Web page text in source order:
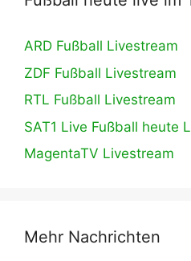
ARD Fußball Livestream
ZDF Fußball Livestream
RTL Fußball Livestream
SAT1 Live Fußball heute
MagentaTV Livestream
Mehr Nachrichten